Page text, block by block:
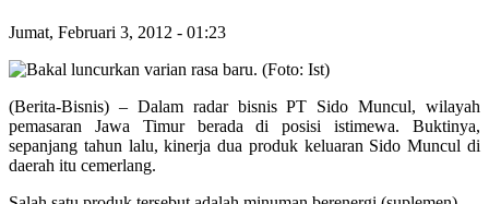
Jumat, Februari 3, 2012 - 01:23
(Berita-Bisnis) – Dalam radar bisnis PT Sido Muncul, wilayah
pemasaran Jawa Timur berada di posisi istimewa. Buktinya,
sepanjang tahun lalu, kinerja dua produk keluaran Sido Muncul di
daerah itu cemerlang.